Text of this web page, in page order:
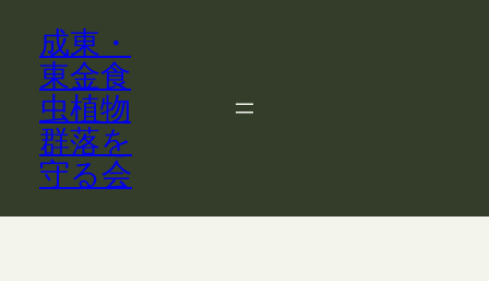
成東・
東金食
虫植物
群落を
守る会